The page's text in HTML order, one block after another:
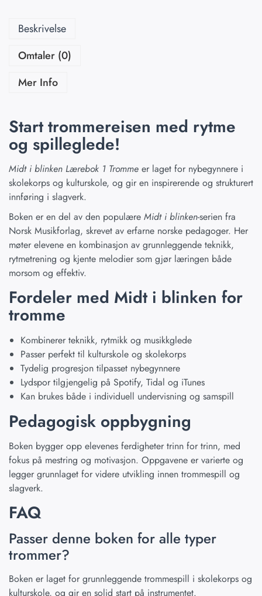
Beskrivelse
Omtaler (0)
Mer Info
Start trommereisen med rytme
og spilleglede!
Midt i blinken Lærebok 1 Tromme er laget for nybegynnere i
skolekorps og kulturskole, og gir en inspirerende og strukturert
innføring i slagverk.
Boken er en del av den populære Midt i blinken-serien fra
Norsk Musikforlag, skrevet av erfarne norske pedagoger. Her
møter elevene en kombinasjon av grunnleggende teknikk,
rytmetrening og kjente melodier som gjør læringen både
morsom og effektiv.
Fordeler med Midt i blinken for
tromme
Kombinerer teknikk, rytmikk og musikkglede
Passer perfekt til kulturskole og skolekorps
Tydelig progresjon tilpasset nybegynnere
Lydspor tilgjengelig på Spotify, Tidal og iTunes
Kan brukes både i individuell undervisning og samspill
Pedagogisk oppbygning
Boken bygger opp elevenes ferdigheter trinn for trinn, med
fokus på mestring og motivasjon. Oppgavene er varierte og
legger grunnlaget for videre utvikling innen trommespill og
slagverk.
FAQ
Passer denne boken for alle typer
trommer?
Boken er laget for grunnleggende trommespill i skolekorps og
kulturskole, og gir en solid start på instrumentet.